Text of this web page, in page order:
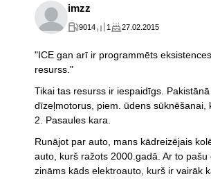
imzz
9014 1 27.02.2015
"ICE gan arī ir programmēts
resurss."
Tikai tas resurss ir iespaidīgs.
dīzeļmotorus, piem. ūdens sūknēšanai,
2. Pasaules kara.
Runājot par auto, mans kādreizējais
auto, kurš ražots 2000.gadā. Ar to pašu
zināms kāds elektroauto, kurš ir vairāk